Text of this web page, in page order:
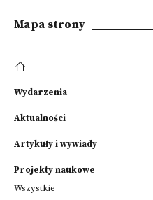
Mapa strony
Wydarzenia
Aktualności
Artykuły i wywiady
Projekty naukowe
Wszystkie